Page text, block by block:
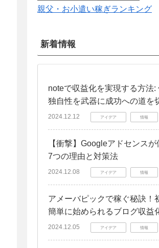
親父・お小遣い稼ぎランキング
新着情報
noteで収益化を実現する方法:
独自性を武器に成功への道を
2024.12.12 アイデア 情報
【衝撃】Googleアドセンス
7つの理由と対策法
2024.12.08 アイデア 情報
アメーバピックで稼ぐ秘訣！
簡単に始められるブログ収益
2024.12.05 アイデア 情報